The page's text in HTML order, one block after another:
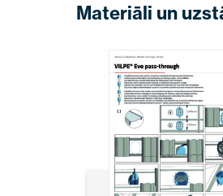
Materiāli un